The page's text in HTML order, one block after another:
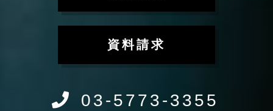
資料請求
03-5773-3355